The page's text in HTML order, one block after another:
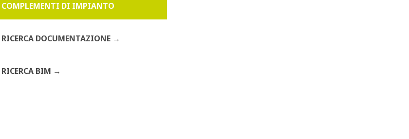
COMPLEMENTI DI IMPIANTO
RICERCA DOCUMENTAZIONE
RICERCA BIM